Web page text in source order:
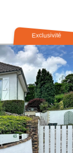
Exclusivité